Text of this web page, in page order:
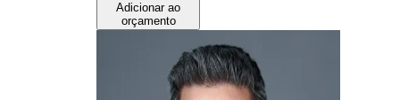
Adicionar ao
orçamento